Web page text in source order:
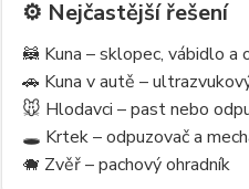
⚙️ Nejčastější řešení
🦝 Kuna – sklopec, vábidlo a
🚗 Kuna v autě –
🐭 Hlodavci – past nebo
🕳️ Krtek – odpuzovač a
🐗 Zvěř – pachový ohradník